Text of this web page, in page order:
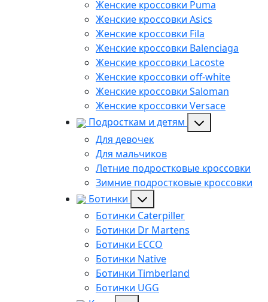
Женские кроссовки Puma
Женские кроссовки Asics
Женские кроссовки Fila
Женские кроссовки Balenciaga
Женские кроссовки Lacoste
Женские кроссовки off-white
Женские кроссовки Saloman
Женские кроссовки Versace
Подросткам и детям
Для девочек
Для мальчиков
Летние подростковые кроссовки
Зимние подростковые кроссовки
Ботинки
Ботинки Caterpiller
Ботинки Dr Martens
Ботинки ECCO
Ботинки Native
Ботинки Timberland
Ботинки UGG